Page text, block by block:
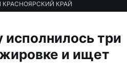
КРАСНОЯРСКИЙ КРАЙ
исполнилось три
и ищет